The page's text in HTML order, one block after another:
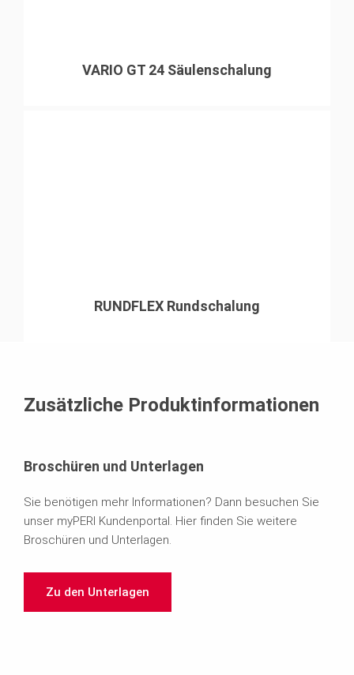
VARIO GT 24 Säulenschalung
RUNDFLEX Rundschalung
Zusätzliche Produktinformationen
Broschüren und Unterlagen
Sie benötigen mehr Informationen? Dann besuchen Sie
unser myPERI Kundenportal. Hier finden Sie weitere
Broschüren und Unterlagen.
Zu den Unterlagen